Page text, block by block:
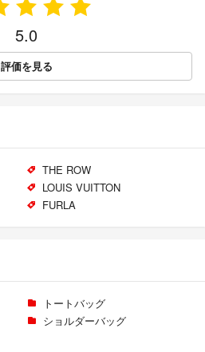
5.0
評価を見る
THE ROW
LOUIS VUITTON
FURLA
トートバッグ
ショルダーバッグ